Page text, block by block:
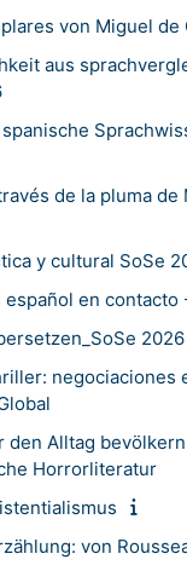
von Miguel de
aus
de la pluma de
y cultural SoSe
español en
2026
negociaciones
den Alltag
Horrorliteratur
von